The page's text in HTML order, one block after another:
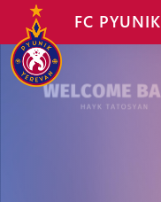
FC PYUNIK